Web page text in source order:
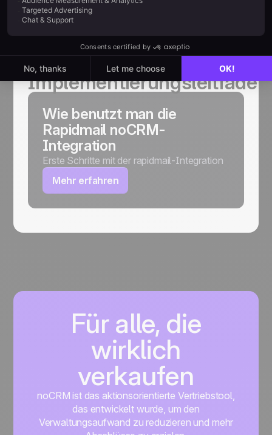
HILFE
Implementierungsleitfäden
Wie benutzt man die
Rapidmail noCRM-
Integration
Erste Schritte mit der rapidmail-Integration
Mehr erfahren
Für alle, die
wirklich
verkaufen
noCRM ist das aktionsorientierte Vertriebstool,
das entwickelt wurde, um den
Verwaltungsaufwand zu reduzieren und mehr